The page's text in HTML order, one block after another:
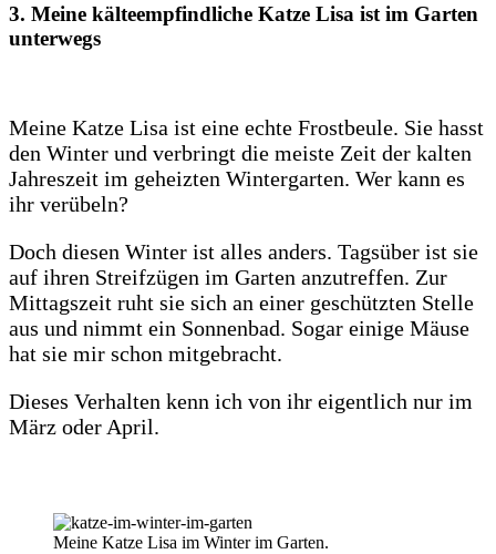
3. Meine kälteempfindliche Katze Lisa ist im Garten
unterwegs
Meine Katze Lisa ist eine echte Frostbeule. Sie hasst
den Winter und verbringt die meiste Zeit der kalten
Jahreszeit im geheizten Wintergarten. Wer kann es
ihr verübeln?
Doch diesen Winter ist alles anders. Tagsüber ist sie
auf ihren Streifzügen im Garten anzutreffen. Zur
Mittagszeit ruht sie sich an einer geschützten Stelle
aus und nimmt ein Sonnenbad. Sogar einige Mäuse
hat sie mir schon mitgebracht.
Dieses Verhalten kenn ich von ihr eigentlich nur im
März oder April.
Meine Katze Lisa im Winter im Garten.